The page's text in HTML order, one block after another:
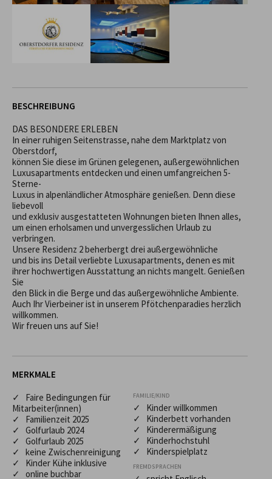
BESCHREIBUNG
DAS BESONDERE ERLEBEN
In einer ruhigen Seitenstrasse, nahe dem Marktplatz von
Oberstdorf,
können Sie diese im Grünen gelegenen, außergewöhnlichen
Luxusapartments entdecken und einen umfangreichen 5-
Sterne-
Luxus in alpenländlicher Atmosphäre genießen. Denn diese
liebevoll
und exklusiv ausgestatteten Wohnungen bieten Ihnen alles,
um einen erholsamen und unvergesslichen Urlaub zu
verbringen.
Unsere Residenz 2 beherbergt drei außergewöhnliche
und bis ins Detail verliebte Luxusapartments, denen es mit
ihrer hochwertigen Ausstattung an nichts mangelt. Genießen
Sie
den Blick in die Berge und das außergewöhnliche Ambiente.
Auch Ihr Vierbeiner ist in unserem Pfötchenparadies herzlich
willkommen.
Wir freuen uns auf Sie!
MERKMALE
✓ Faire Bedingungen für
Mitarbeiter(innen)
✓ Familienzeit 2025
✓ Golfurlaub 2024
✓ Golfurlaub 2025
✓ keine Zwischenreinigung
✓ Kinder Kühe inklusive
✓ online buchbar
FAMILIE/KIND
✓ Kinder willkommen
✓ Kinderbett vorhanden
✓ Kinderermäßigung
✓ Kinderhochstuhl
✓ Kinderspielplatz
FREMDSPRACHEN